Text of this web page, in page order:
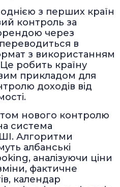
однією з перших країн
контроль за
через
в
з використанням
робить країну
прикладом для
доходів від
нового контролю
система
ШІ. Алгоритми
албанські
аналізуючи ціни
фактичне
календар